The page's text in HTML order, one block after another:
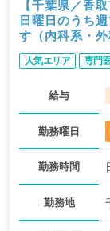
【千葉県／香
日曜日のうち
す（内科系・外
人気エリア 専門
給与
勤務曜日
勤務時間
勤務地